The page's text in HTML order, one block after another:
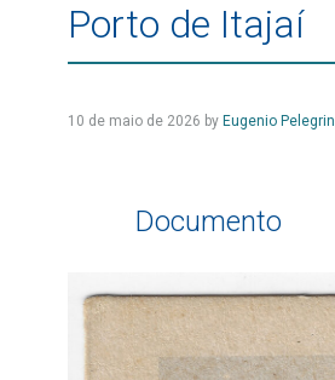
Porto de Itajaí
10 de maio de 2026 by Eugenio Pelegrin
Documento